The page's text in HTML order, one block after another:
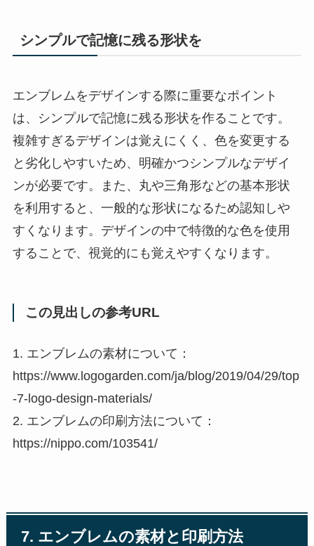
シンプルで記憶に残る形状を
エンブレムをデザインする際に重要なポイント
は、シンプルで記憶に残る形状を作ることです。
複雑すぎるデザインは覚えにくく、色を変更する
と劣化しやすいため、明確かつシンプルなデザイ
ンが必要です。また、丸や三角形などの基本形状
を利用すると、一般的な形状になるため認知しや
すくなります。デザインの中で特徴的な色を使用
することで、視覚的にも覚えやすくなります。
この見出しの参考URL
1. エンブレムの素材について：
https://www.logogarden.com/ja/blog/2019/04/29/top
-7-logo-design-materials/
2. エンブレムの印刷方法について：
https://nippo.com/103541/
7. エンブレムの素材と印刷方法